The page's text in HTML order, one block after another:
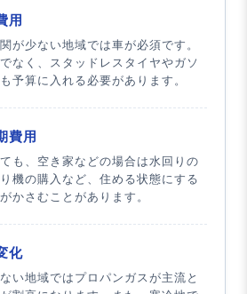
用
が少ない地域では車が必須です。
なく、スタッドレスタイヤやガソ
予算に入れる必要があります。
費用
も、空き家などの場合は水回りの
機の購入など、住める状態にする
かさむことがあります。
化
い地域ではプロパンガスが主流と